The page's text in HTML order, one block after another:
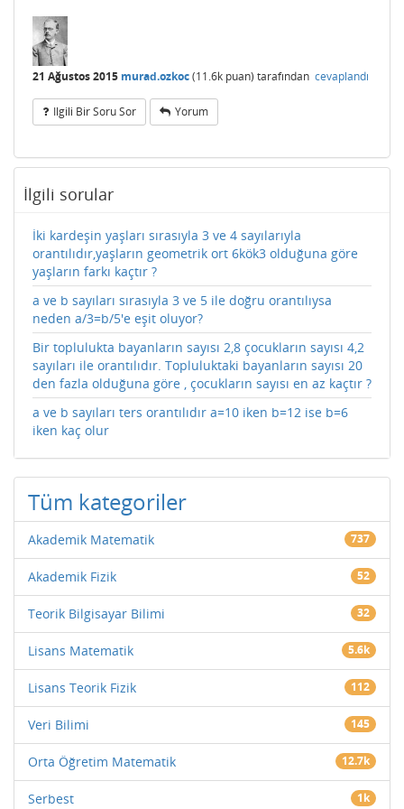
21 Ağustos 2015 murad.ozkoc(11.6k puan) tarafından cevaplandı
Ilgili Bir Soru Sor Yorum
İlgili sorular
İki kardeşin yaşları sırasıyla 3 ve 4 sayılarıyla
orantılıdır,yaşların geometrik ort 6kök3 olduğuna göre
yaşların farkı kaçtır ?
a ve b sayıları sırasıyla 3 ve 5 ile doğru orantılıysa
neden a/3=b/5'e eşit oluyor?
Bir toplulukta bayanların sayısı 2,8 çocukların sayısı 4,2
sayıları ile orantılıdır. Topluluktaki bayanların sayısı 20
den fazla olduğuna göre , çocukların sayısı en az kaçtır ?
a ve b sayıları ters orantılıdır a=10 iken b=12 ise b=6
iken kaç olur
Tüm kategoriler
Akademik Matematik 737
Akademik Fizik 52
Teorik Bilgisayar Bilimi 32
Lisans Matematik 5.6k
Lisans Teorik Fizik 112
Veri Bilimi 145
Orta Öğretim Matematik 12.7k
Serbest 1k